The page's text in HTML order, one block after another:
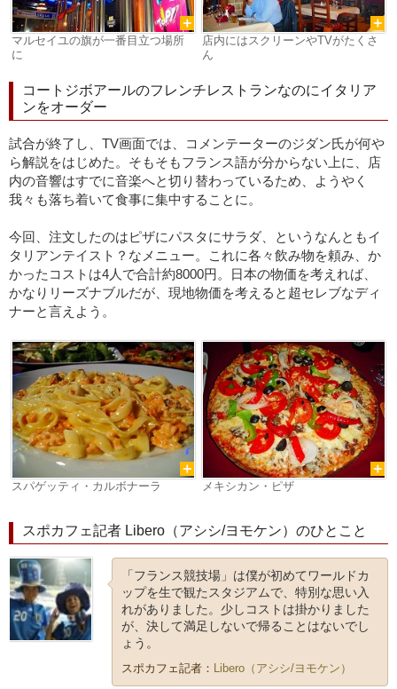
マルセイユの旗が一番目立つ場所
に
店内にはスクリーンやTVがたくさ
ん
コートジボアールのフレンチレストランなのにイタリア
ンをオーダー
試合が終了し、TV画面では、コメンテーターのジダン氏が何や
ら解説をはじめた。そもそもフランス語が分からない上に、店
内の音響はすでに音楽へと切り替わっているため、ようやく
我々も落ち着いて食事に集中することに。
今回、注文したのはピザにパスタにサラダ、というなんともイ
タリアンテイスト？なメニュー。これに各々飲み物を頼み、か
かったコストは4人で合計約8000円。日本の物価を考えれば、
かなりリーズナブルだが、現地物価を考えると超セレブなディ
ナーと言えよう。
スパゲッティ・カルボナーラ メキシカン・ピザ
スポカフェ記者 Libero（アシシ/ヨモケン）のひとこと
「フランス競技場」は僕が初めてワールドカ
ップを生で観たスタジアムで、特別な思い入
れがありました。少しコストは掛かりました
が、決して満足しないで帰ることはないでし
ょう。
スポカフェ記者： Libero（アシシ/ヨモケン）